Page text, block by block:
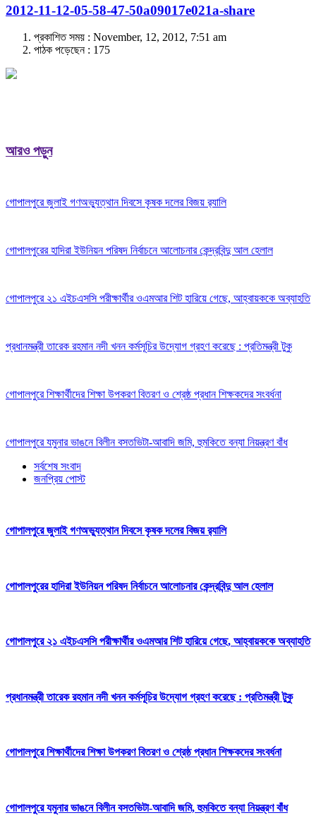
2012-11-12-05-58-47-50a09017e021a-share
প্রকাশিত সময় : November, 12, 2012, 7:51 am
পাঠক পড়েছেন : 175
আরও পড়ুন
গোপালপুরে জুলাই গণঅভ্যুত্থান দিবসে কৃষক দলের বিজয় র‍্যালি
গোপালপুরের হাদিরা ইউনিয়ন পরিষদ নির্বাচনে আলোচনার কেন্দ্রবিন্দু আল হেলাল
গোপালপুরে ২১ এইচএসসি পরীক্ষার্থীর ওএমআর শিট হারিয়ে গেছে, আহ্বায়ককে অব্যাহতি
প্রধানমন্ত্রী তারেক রহমান নদী খনন কর্মসূচির উদ্যোগ গ্রহণ করেছে : প্রতিমন্ত্রী টুকু
গোপালপুরে শিক্ষার্থীদের শিক্ষা উপকরণ বিতরণ ও শ্রেষ্ঠ প্রধান শিক্ষকদের সংবর্ধনা
গোপালপুরে যমুনার ভাঙনে বিলীন বসতভিটা-আবাদি জমি, হুমকিতে বন্যা নিয়ন্ত্রণ বাঁধ
সর্বশেষ সংবাদ
জনপ্রিয় পোস্ট
গোপালপুরে জুলাই গণঅভ্যুত্থান দিবসে কৃষক দলের বিজয় র‍্যালি
গোপালপুরের হাদিরা ইউনিয়ন পরিষদ নির্বাচনে আলোচনার কেন্দ্রবিন্দু আল হেলাল
গোপালপুরে ২১ এইচএসসি পরীক্ষার্থীর ওএমআর শিট হারিয়ে গেছে, আহ্বায়ককে অব্যাহতি
প্রধানমন্ত্রী তারেক রহমান নদী খনন কর্মসূচির উদ্যোগ গ্রহণ করেছে : প্রতিমন্ত্রী টুকু
গোপালপুরে শিক্ষার্থীদের শিক্ষা উপকরণ বিতরণ ও শ্রেষ্ঠ প্রধান শিক্ষকদের সংবর্ধনা
গোপালপুরে যমুনার ভাঙনে বিলীন বসতভিটা-আবাদি জমি, হুমকিতে বন্যা নিয়ন্ত্রণ বাঁধ